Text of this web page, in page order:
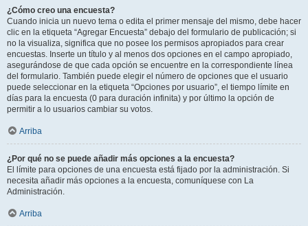
¿Cómo creo una encuesta?
Cuando inicia un nuevo tema o edita el primer mensaje del mismo, debe hacer
clic en la etiqueta “Agregar Encuesta” debajo del formulario de publicación; si
no la visualiza, significa que no posee los permisos apropiados para crear
encuestas. Inserte un título y al menos dos opciones en el campo apropiado,
asegurándose de que cada opción se encuentre en la correspondiente línea
del formulario. También puede elegir el número de opciones que el usuario
puede seleccionar en la etiqueta “Opciones por usuario”, el tiempo límite en
días para la encuesta (0 para duración infinita) y por último la opción de
permitir a lo usuarios cambiar su votos.
Arriba
¿Por qué no se puede añadir más opciones a la encuesta?
El límite para opciones de una encuesta está fijado por la administración. Si
necesita añadir más opciones a la encuesta, comuníquese con La
Administración.
Arriba